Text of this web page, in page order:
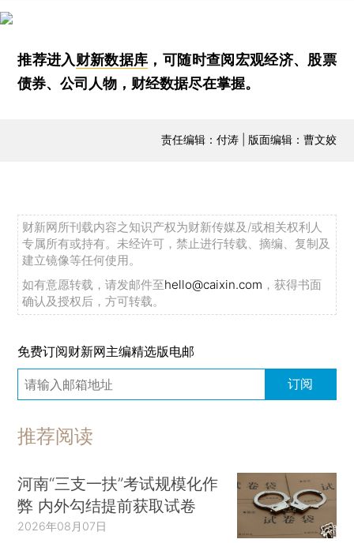
推荐进入财新数据库 ，可随时查阅宏观经济、股票
债券、公司人物，财经数据尽在掌握。
责任编辑：付涛 | 版面编辑：曹文姣
财新网所刊载内容之知识产权为财新传媒及/或相关权利人
专属所有或持有。未经许可，禁止进行转载、摘编、复制及
建立镜像等任何使用。
如有意愿转载，请发邮件至hello@caixin.com ，获得书面
确认及授权后，方可转载。
免费订阅财新网主编精选版电邮
订阅
推荐阅读
河南“三支一扶”考试规模化作
弊 内外勾结提前获取试卷
2026年08月07日